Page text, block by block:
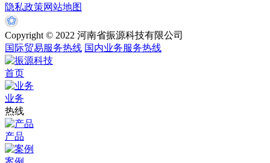
隐私政策网站地图
Copyright © 2022 河南省振源科技有限公司
国际贸易服务热线 国内业务服务热线
首页
业务
热线
产品